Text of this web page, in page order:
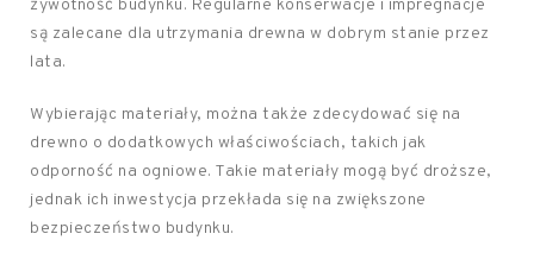
żywotność budynku. Regularne konserwacje i impregnacje
są zalecane dla utrzymania drewna w dobrym stanie przez
lata.
Wybierając materiały, można także zdecydować się na
drewno o dodatkowych właściwościach, takich jak
odporność na ogniowe. Takie materiały mogą być droższe,
jednak ich inwestycja przekłada się na zwiększone
bezpieczeństwo budynku.